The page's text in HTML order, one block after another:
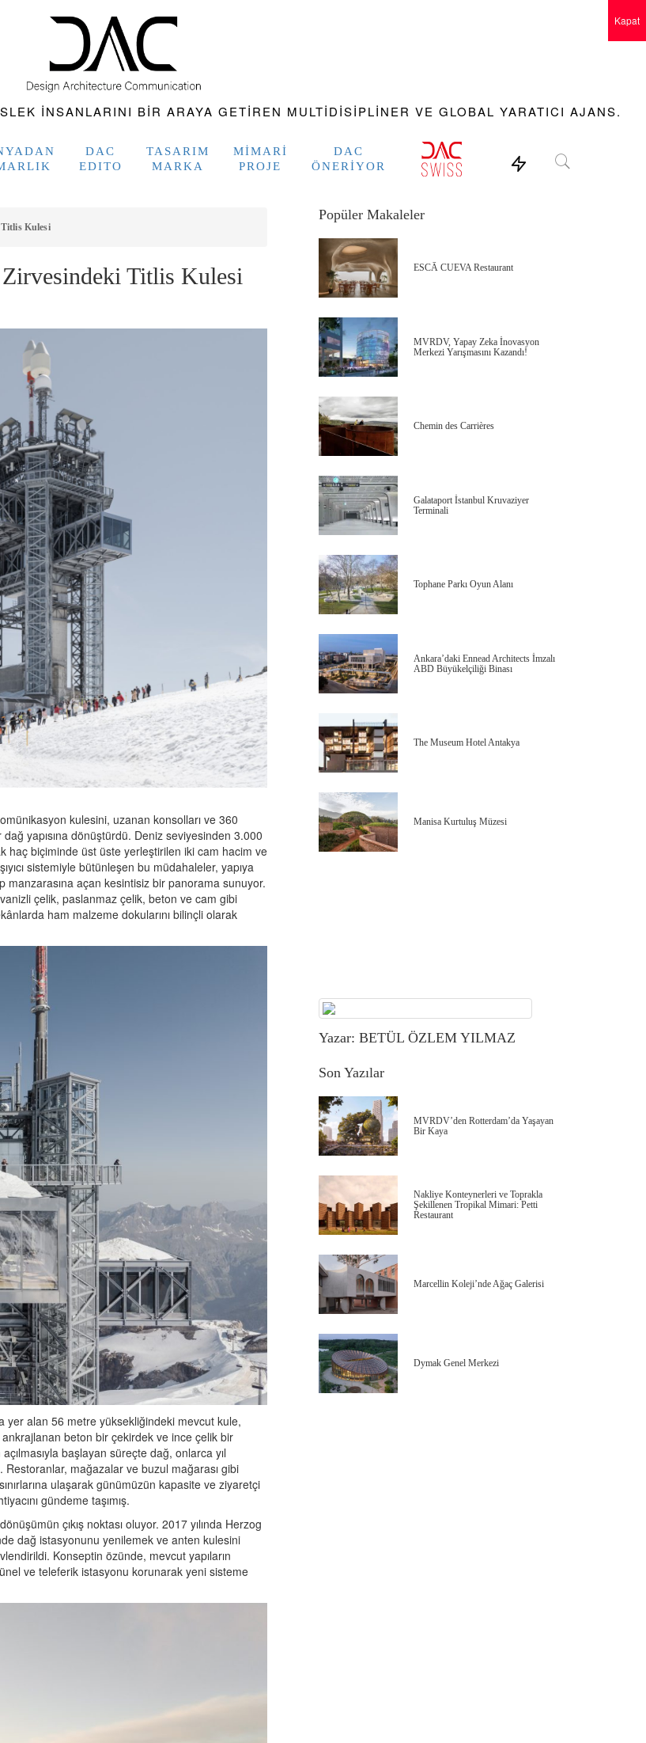
INSANLARINI BIR ARAYA GETIREN MULTIDISIPLINER VE GLOBAL YARATICI AJANS.
DAC
EDITO
TASARIM
MARKA
MIMARI
PROJE
DAC
ÖNERIYOR
Titlis Kulesi
Titlis Kulesi
kulesini, uzanan konsolları ve 360
yapısına dönüştürdü. Deniz seviyesinden 3.000
haç biçiminde üst üste yerleştirilen iki cam hacim ve
sistemiyle bütünleşen bu müdahaleler, yapıya
manzarasına açan kesintisiz bir panorama sunuyor.
çelik, paslanmaz çelik, beton ve cam gibi
ham malzeme dokularını bilinçli olarak
yer alan 56 metre yüksekliğindeki mevcut kule,
beton bir çekirdek ve ince çelik bir
başlayan süreçte dağ, onlarca yıl
mağazalar ve buzul mağarası gibi
ulaşarak günümüzün kapasite ve ziyaretçi
gündeme taşımış.
çıkış noktası oluyor. 2017 yılında Herzog
dağ istasyonunu yenilemek ve anten kulesini
Konseptin özünde, mevcut yapıların
ve teleferik istasyonu korunarak yeni sisteme
Popüler Makaleler
ESCĀ CUEVA Restaurant
MVRDV, Yapay Zeka İnovasyon
Merkezi Yarışmasını Kazandı!
Chemin des Carrières
Galataport İstanbul Kruvaziyer
Terminali
Tophane Parkı Oyun Alanı
Ankara’daki Ennead Architects İmzalı
ABD Büyükelçiliği Binası
The Museum Hotel Antakya
Manisa Kurtuluş Müzesi
Yazar: BETÜL ÖZLEM YILMAZ
Son Yazılar
MVRDV’den Rotterdam’da Yaşayan
Bir Kaya
Nakliye Konteynerleri ve Toprakla
Şekillenen Tropikal Mimari: Petti
Restaurant
Marcellin Koleji’nde Ağaç Galerisi
Dymak Genel Merkezi
Kapat